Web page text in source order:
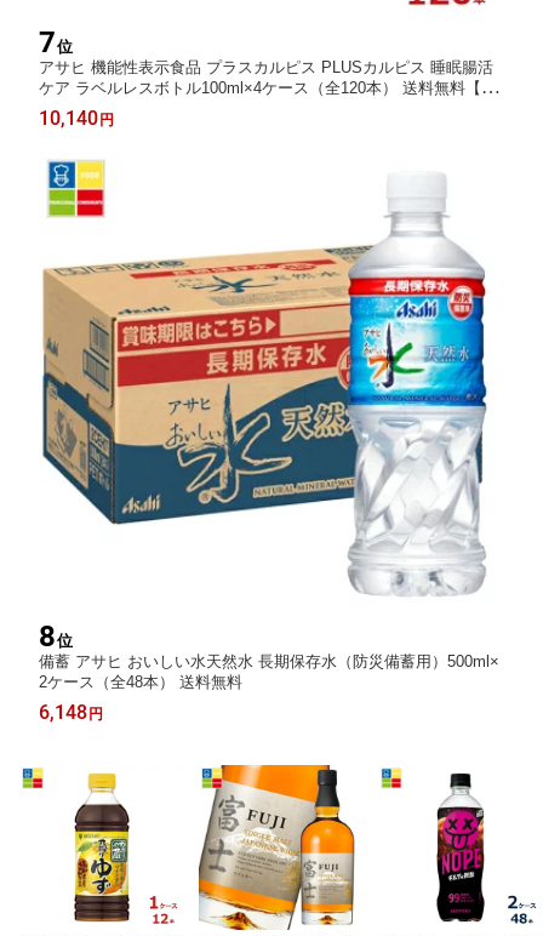
7位
アサヒ 機能性表示食品 プラスカルピス PLUSカルピス 睡眠腸活
ケア ラベルレスボトル100ml×4ケース（全120本） 送料無料【t
o】【AK】
10,140 円
8位
備蓄 アサヒ おいしい水天然水 長期保存水（防災備蓄用）500ml×
2ケース（全48本） 送料無料
6,148 円